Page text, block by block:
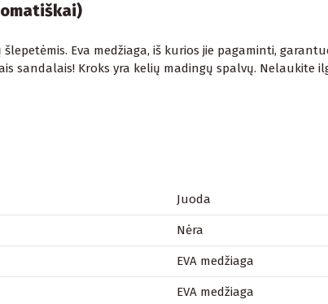
Eva medžiaga, iš kurios jie pagaminti,
sandalais! Kroks yra kelių madingų spalvų. Nelaukite
Juoda
Nėra
EVA medžiaga
EVA medžiaga